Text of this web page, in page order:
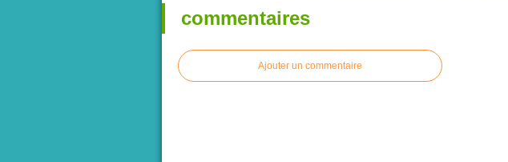
commentaires
Ajouter un commentaire